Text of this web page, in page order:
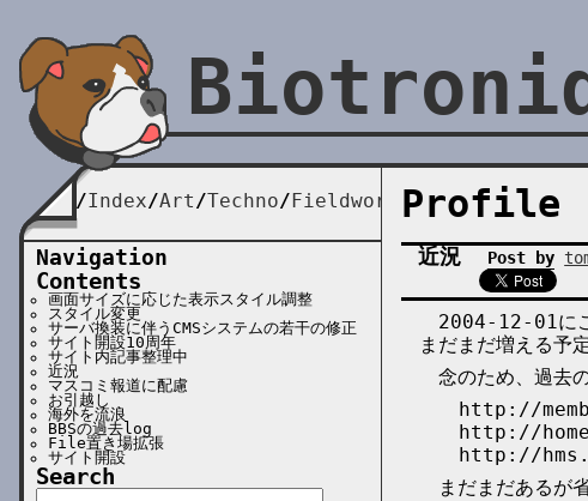
Index Art Techno Fieldwork Profile
近況 Post by
2004-12-01に
まだまだ増える予定
念のため、過去
http://
http://
http://
まだまだあるが省
Navigation
Contents
画面サイズに応じた表示スタイル調整
スタイル変更
サーバ換装に伴うCMSシステムの若干の修正
サイト開設10周年
サイト内記事整理中
近況
マスコミ報道に配慮
お引越し
海外を流浪
BBSの過去log
File置き場拡張
サイト開設
Search